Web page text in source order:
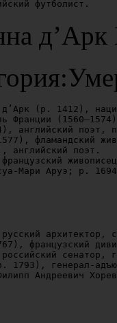
д’Арк
(р. 1412),
Франции
английский поэт,
фламандский
английский поэт.
архитектор,
французский
сенатор,
1793), генерал-